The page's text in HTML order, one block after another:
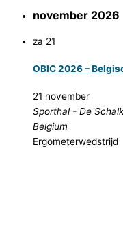
november 2026
za 21
OBIC 2026 –
21 november
Sporthal - De
Belgium
Ergometerwedstrijd